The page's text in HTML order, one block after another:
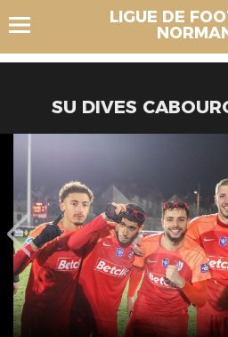
LIGUE DE
SU DIVES